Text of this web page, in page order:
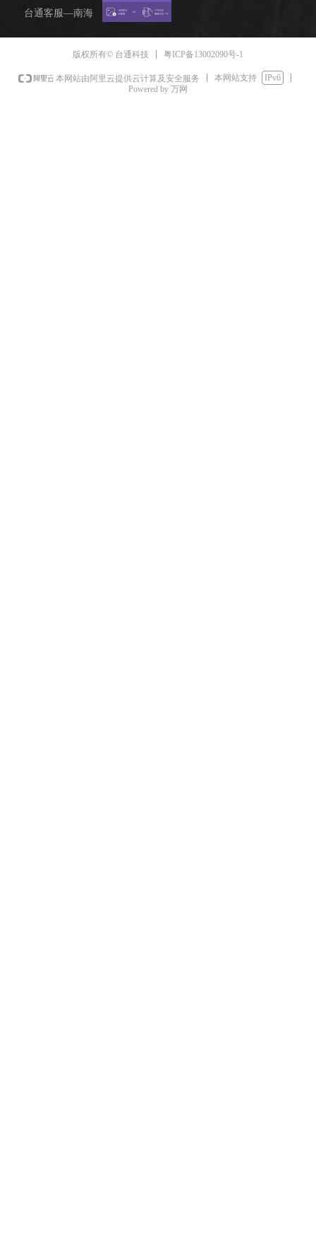
台通客服—南海
版权所有© 台通科技 粤ICP备13002090号-1
本网站由阿里云提供云计算及安全服务 本网站支持
IPv6
Powered by 万网